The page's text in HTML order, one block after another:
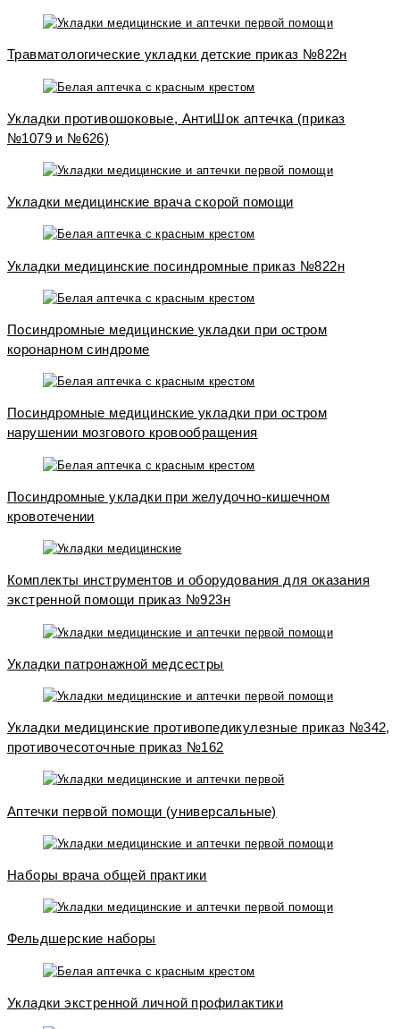
Травматологические укладки детские приказ №822н
Укладки противошоковые, АнтиШок аптечка (приказ
№1079 и №626)
Укладки медицинские врача скорой помощи
Укладки медицинские посиндромные приказ №822н
Посиндромные медицинские укладки при остром
коронарном синдроме
Посиндромные медицинские укладки при остром
нарушении мозгового кровообращения
Посиндромные укладки при желудочно-кишечном
кровотечении
Комплекты инструментов и оборудования для оказания
экстренной помощи приказ №923н
Укладки патронажной медсестры
Укладки медицинские противопедикулезные приказ №342,
противочесоточные приказ №162
Аптечки первой помощи (универсальные)
Наборы врача общей практики
Фельдшерские наборы
Укладки экстренной личной профилактики